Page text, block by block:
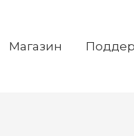
Магазин